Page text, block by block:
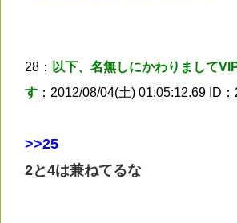
28： 以下、名無しにかわりまして
す ：2012/08/04(土) 01:05:12.69 ID
>>25
2と4は兼ねてるな